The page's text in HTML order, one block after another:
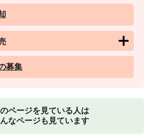
募集
ページを見ている人は
なページも見ています